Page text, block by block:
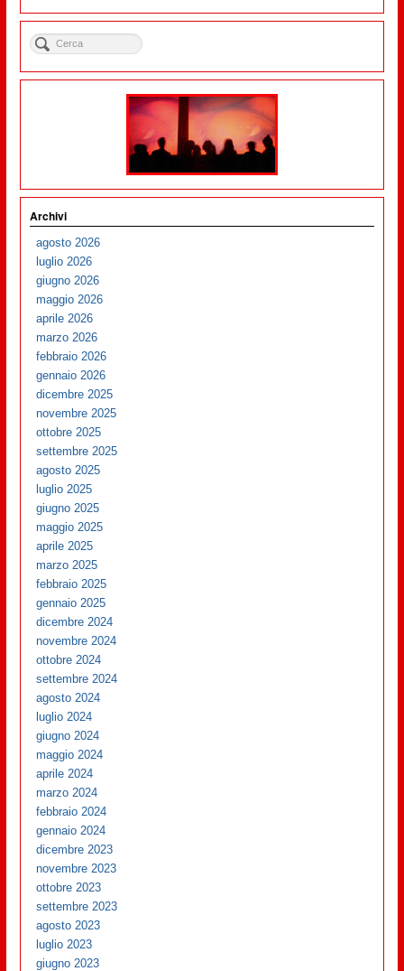
Archivi
agosto 2026
luglio 2026
giugno 2026
maggio 2026
aprile 2026
marzo 2026
febbraio 2026
gennaio 2026
dicembre 2025
novembre 2025
ottobre 2025
settembre 2025
agosto 2025
luglio 2025
giugno 2025
maggio 2025
aprile 2025
marzo 2025
febbraio 2025
gennaio 2025
dicembre 2024
novembre 2024
ottobre 2024
settembre 2024
agosto 2024
luglio 2024
giugno 2024
maggio 2024
aprile 2024
marzo 2024
febbraio 2024
gennaio 2024
dicembre 2023
novembre 2023
ottobre 2023
settembre 2023
agosto 2023
luglio 2023
giugno 2023